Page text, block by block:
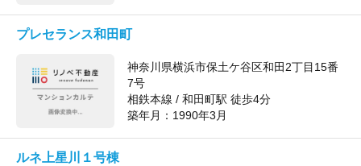
プレセランス和田町
神奈川県横浜市保土ケ谷区和田2丁目15番
7号
相鉄本線 / 和田町駅 徒歩4分
築年月： 1990年3月
ルネ上星川１号棟